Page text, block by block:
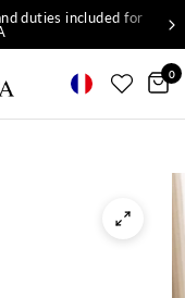
duties included for
0